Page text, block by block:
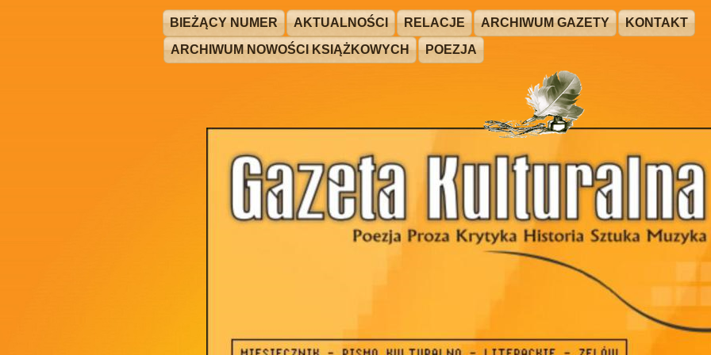
BIEŻĄCY NUMER AKTUALNOŚCI RELACJE ARCHIWUM GAZETY
KONTAKT
ARCHIWUM NOWOŚCI KSIĄŻKOWYCH
POEZJA